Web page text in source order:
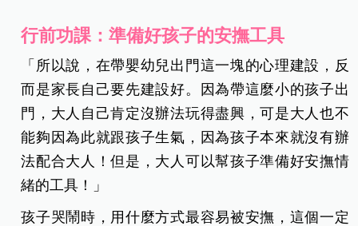
行前功課：準備好孩子的安撫工具
「所以說，在帶嬰幼兒出門這一塊的心理建設，反
而是家長自己要先建設好。因為帶這麼小的孩子出
門，大人自己肯定沒辦法玩得盡興，可是大人也不
能夠因為此就跟孩子生氣，因為孩子本來就沒有辦
法配合大人！但是，大人可以幫孩子準備好安撫情
緒的工具！」
孩子哭鬧時，用什麼方式最容易被安撫，這個一定